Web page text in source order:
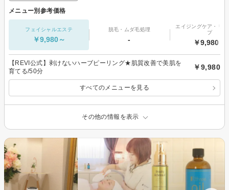
メニュー別参考価格
フェイシャルエステ
￥9,980～
脱毛・ムダ毛処理
-
エイジングケア・リ
プ
￥9,980～
【REVI公式】剥けないハーブピーリング★肌質改善で美肌を
育てる/50分
￥9,980
すべてのメニューを見る
その他の情報を表示